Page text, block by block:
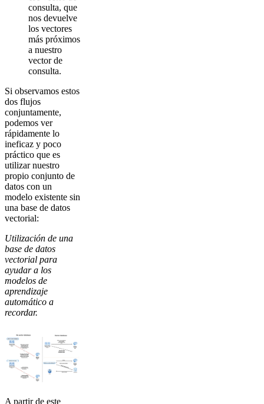
consulta, que
nos devuelve
los vectores
más próximos
a nuestro
vector de
consulta.
Si observamos estos
dos flujos
conjuntamente,
podemos ver
rápidamente lo
ineficaz y poco
práctico que es
utilizar nuestro
propio conjunto de
datos con un
modelo existente sin
una base de datos
vectorial:
Utilización de una
base de datos
vectorial para
ayudar a los
modelos de
aprendizaje
automático a
recordar.
A partir de este